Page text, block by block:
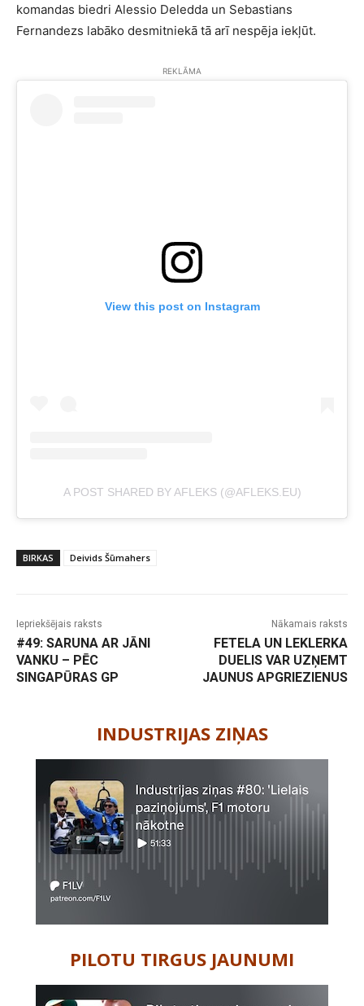
komandas biedri Alessio Deledda un Sebastians
Fernandezs labāko desmitniekā tā arī nespēja iekļūt.
REKLĀMA
View this post on Instagram
A POST SHARED BY AFLEKS (@AFLEKS.EU)
BIRKAS Deivids Šūmahers
Iepriekšējais raksts
#49: SARUNA AR JĀNI
VANKU – PĒC
SINGAPŪRAS GP
Nākamais raksts
FETELA UN LEKLERKA
DUELIS VAR UZŅEMT
JAUNUS APGRIEZIENUS
INDUSTRIJAS ZIŅAS
PILOTU TIRGUS JAUNUMI